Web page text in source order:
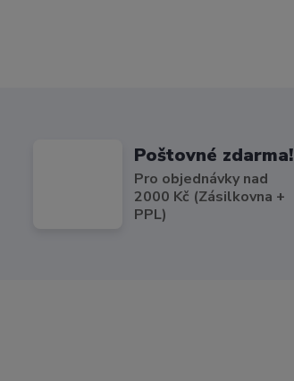
Poštovné zdarma!
Pro objednávky nad
2000 Kč (Zásilkovna +
PPL)